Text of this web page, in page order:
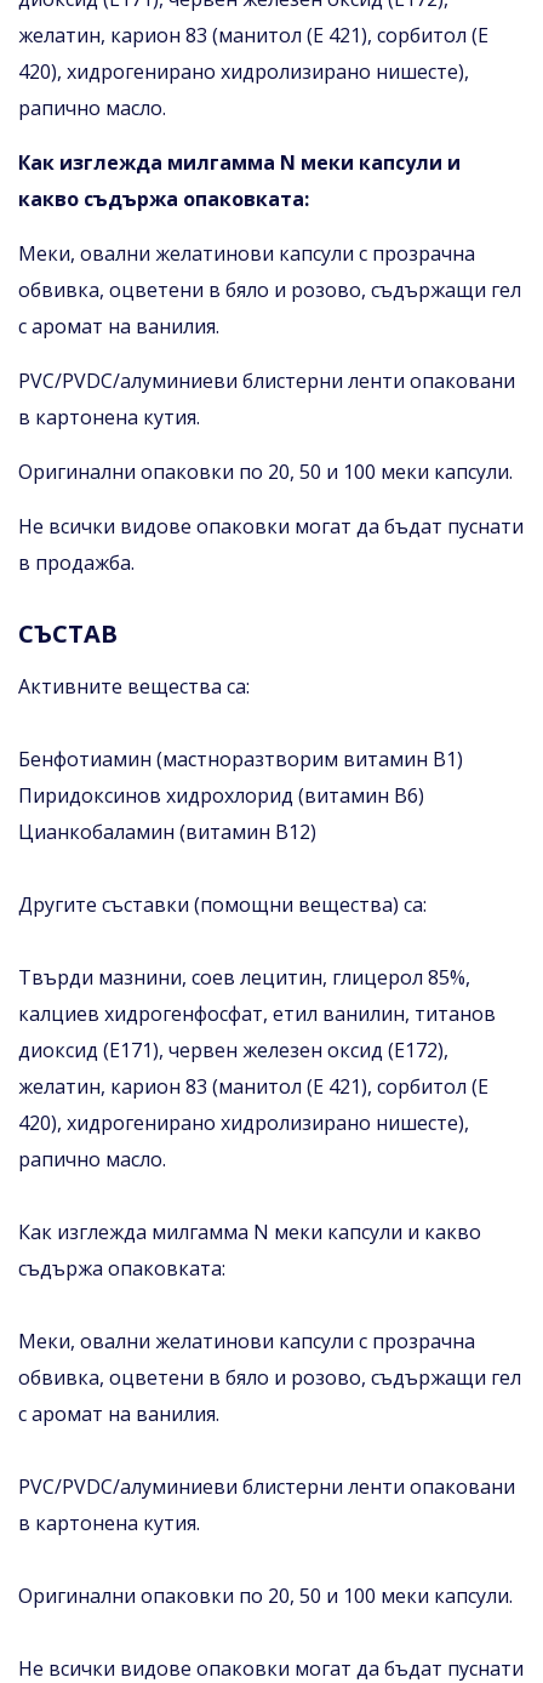
желатин, карион 83 (манитол (Е 421), сорбитол (Е
420), хидрогенирано хидролизирано нишесте),
рапично масло.
Как изглежда милгамма N меки капсули и
какво съдържа опаковката:
Меки, овални желатинови капсули с прозрачна
обвивка, оцветени в бяло и розово, съдържащи гел
с аромат на ванилия.
PVC/PVDC/алуминиеви блистерни ленти опаковани
в картонена кутия.
Оригинални опаковки по 20, 50 и 100 меки капсули.
Не всички видове опаковки могат да бъдат пуснати
в продажба.
СЪСТАВ
Активните вещества са:
Бенфотиамин (мастноразтворим витамин B1)
Пиридоксинов хидрохлорид (витамин В6)
Цианкобаламин (витамин B12)
Другите съставки (помощни вещества) са:
Твърди мазнини, соев лецитин, глицерол 85%,
калциев хидрогенфосфат, етил ванилин, титанов
диоксид (Е171), червен железен оксид (Е172),
желатин, карион 83 (манитол (Е 421), сорбитол (Е
420), хидрогенирано хидролизирано нишесте),
рапично масло.
Как изглежда милгамма N меки капсули и какво
съдържа опаковката:
Меки, овални желатинови капсули с прозрачна
обвивка, оцветени в бяло и розово, съдържащи гел
с аромат на ванилия.
PVC/PVDC/алуминиеви блистерни ленти опаковани
в картонена кутия.
Оригинални опаковки по 20, 50 и 100 меки капсули.
Не всички видове опаковки могат да бъдат пуснати